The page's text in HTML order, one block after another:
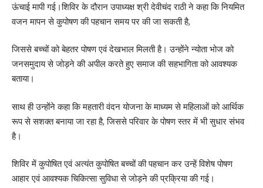
ऊंचाई मापी गई।शिविर के दौरान उपाध्यक्ष श्री देवीचंद राठी ने कहा कि नियमित
वजन मापन से कुपोषण की पहचान समय पर की जा सकती है,
जिससे बच्चों को बेहतर पोषण एवं देखभाल मिलती है। उन्होंने न्योता भोज को
जनसमुदाय से जोड़ने की अपील करते हुए समाज की सहभागिता को आवश्यक
बताया।
साथ ही उन्होंने कहा कि महतारी वंदन योजना के माध्यम से महिलाओं को आर्थिक
रूप से सशक्त बनाया जा रहा है, जिससे परिवार के पोषण स्तर में भी सुधार संभव
है।
शिविर में कुपोषित एवं अत्यंत कुपोषित बच्चों की पहचान कर उन्हें विशेष पोषण
आहार एवं आवश्यक चिकित्सा सुविधा से जोड़ने की प्रक्रिया की गई।